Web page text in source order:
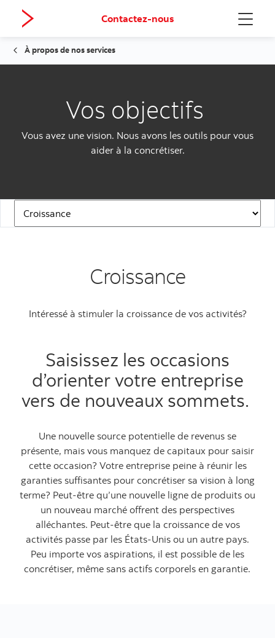
Menu
Contactez-nous
À propos de nos services
Vos objectifs
Vous avez une vision. Nous avons les outils pour vous
aider à la concrétiser.
Croissance
Intéressé à stimuler la croissance de vos activités?
Saisissez les occasions
d’orienter votre entreprise
vers de nouveaux sommets.
Une nouvelle source potentielle de revenus se
présente, mais vous manquez de capitaux pour saisir
cette occasion? Votre entreprise peine à réunir les
garanties suffisantes pour concrétiser sa vision à long
terme? Peut-être qu’une nouvelle ligne de produits ou
un nouveau marché offrent des perspectives
alléchantes. Peut-être que la croissance de vos
activités passe par les États-Unis ou un autre pays.
Peu importe vos aspirations, il est possible de les
concrétiser, même sans actifs corporels en garantie.